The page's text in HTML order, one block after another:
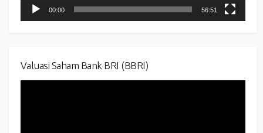
00:00 56:51
Valuasi Saham Bank BRI (BBRI)